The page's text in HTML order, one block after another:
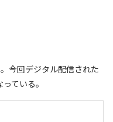
今回デジタル配信された
ている。